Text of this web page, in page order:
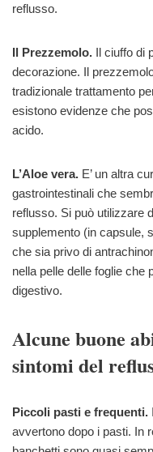
reflusso.
Il Prezzemolo. Il ciuffo di
decorazione. Il
tradizionale trattamento
esistono evidenze che
acido.
L’Aloe vera. E’ un altra
gastrointestinali che
reflusso. Si può utilizzare
supplemento (in capsule,
che sia privo di
nella pelle delle foglie che
digestivo.
Alcune buone
sintomi del
Piccoli pasti e frequenti.
avvertono dopo i pasti. In